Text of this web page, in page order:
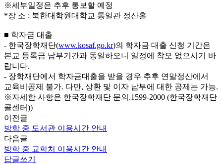
※세부일정은 추후 통보할 예정
*장 소 : 북한대학원대학교 통일관 정산홀
■ 학자금 대출
- 한국장학재단(www.kosaf.go.kr)의 학자금 대출 신청 기간은
본교 등록금 납부기간과 동일하오니 일정에 착오 없으시기 바
랍니다.
- 장학재단에서 학자금대출을 받을 경우 추후 연말정산에서
교육비공제 불가. 다만, 상환 및 이자 납부에 대한 공제는 가능.
※자세한 사항은 한국장학재단 문의.1599-2000 (한국장학재단
콜센터))
이전글
방학 중 도서관 이용시간 안내
다음글
방학 중 교학처 이용시간 안내
답글쓰기